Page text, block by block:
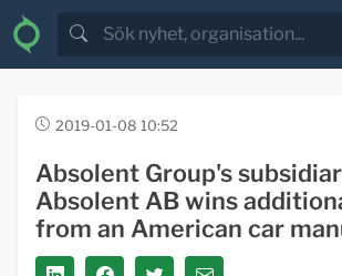
2019-01-08 10:52
Absolent Group's
Absolent AB wins
from an American car